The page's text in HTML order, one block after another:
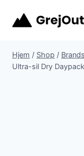
Hjem / Shop / Brands
Ultra-sil Dry